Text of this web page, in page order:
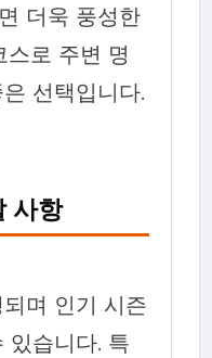
더욱 풍성한
스로 주변 명
선택입니다.
사항
며 인기 시즌
있습니다. 특